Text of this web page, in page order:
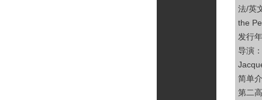
法/英
the
发行
导演
简单
第二